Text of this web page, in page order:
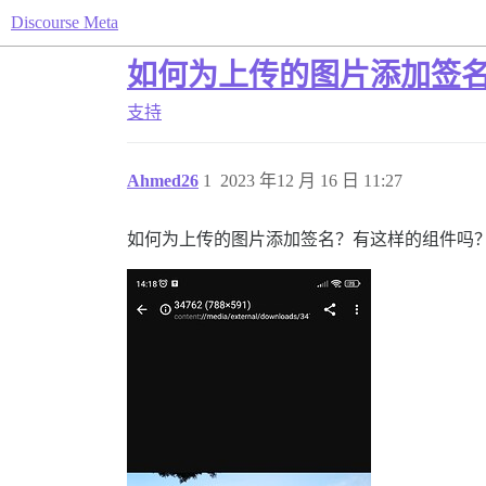
Discourse Meta
如何为上传的图片添加签
支持
Ahmed26 2023 年12 月 16 日 11:27
1
如何为上传的图片添加签名？有这样的组件吗